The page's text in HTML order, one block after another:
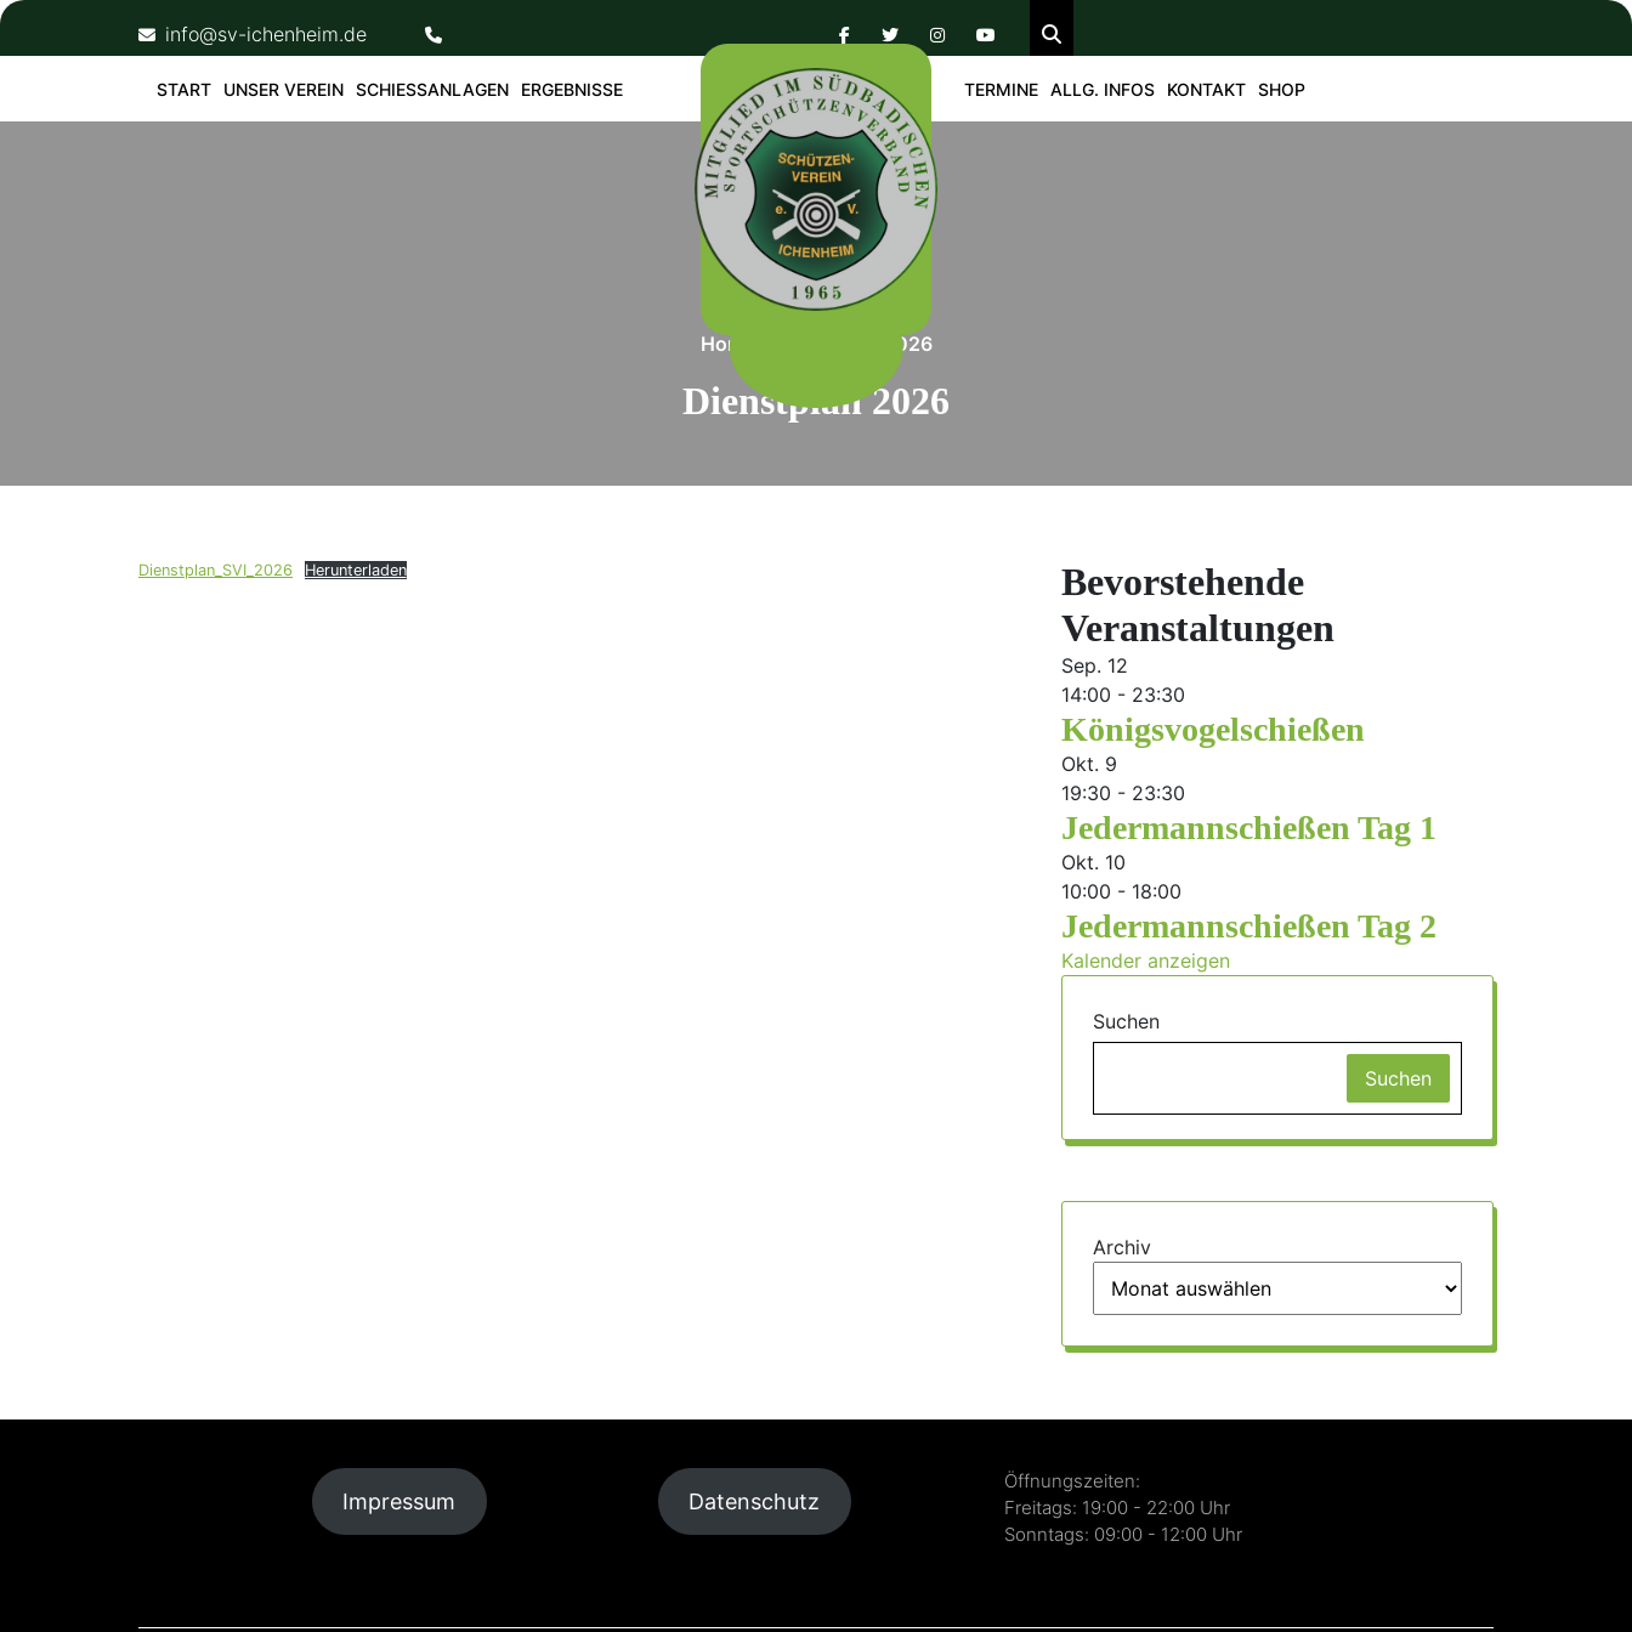
Skip
info@sv-ichenheim.de
START UNSER VEREIN SCHIESSANLAGEN ERGEBNISSE TERMINE ALLG. INFOS KONTAKT SHOP
Home Dienstplan 2026
Dienstplan 2026
Dienstplan_SVI_2026 Herunterladen
Bevorstehende
Veranstaltungen
Sep. 12
14:00 - 23:30
Königsvogelschießen
Okt. 9
19:30 - 23:30
Jedermannschießen Tag 1
Okt. 10
10:00 - 18:00
Jedermannschießen Tag 2
Kalender anzeigen
Suchen
Suchen
Archiv
Impressum Datenschutz
Öffnungszeiten:
Freitags: 19:00 - 22:00 Uhr
Sonntags: 09:00 - 12:00 Uhr